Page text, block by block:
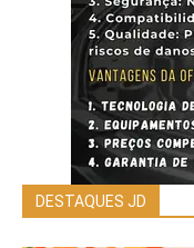
DESTAQUES JD